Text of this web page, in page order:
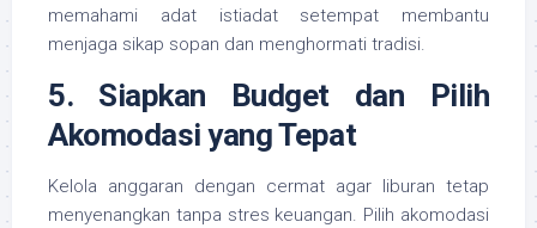
memahami adat istiadat setempat membantu
menjaga sikap sopan dan menghormati tradisi.
5. Siapkan Budget dan Pilih
Akomodasi yang Tepat
Kelola anggaran dengan cermat agar liburan tetap
menyenangkan tanpa stres keuangan. Pilih akomodasi